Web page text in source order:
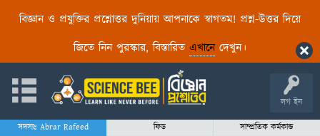
বিজ্ঞান ও প্রযুক্তির প্রশ্নোত্তর দুনিয়ায় আপনাকে স্বাগতম! প্রশ্ন-উত্তর দিয়ে
জিতে নিন পুরস্কার, বিস্তারিত এখানেদেখুন।
লগ ইন
সদস্যঃ Abrar Rafeed ফিড
সাম্প্রতিক কর্মকান্ড